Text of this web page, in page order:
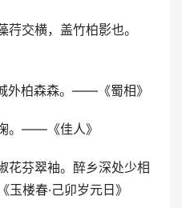
交横，盖竹柏影也。
外柏森森。——《蜀相》
。——《佳人》
花芬翠袖。醉乡深处少相
楼春·己卯岁元日》